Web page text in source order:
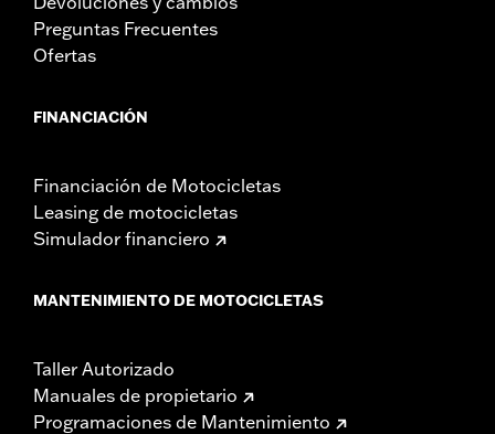
Preguntas Frecuentes
Ofertas
FINANCIACIÓN
Financiación de Motocicletas
Leasing de motocicletas
Simulador financiero
MANTENIMIENTO DE MOTOCICLETAS
Taller Autorizado
Manuales de propietario
Programaciones de Mantenimiento